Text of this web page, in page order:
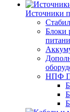
Источники
Блоки
НПФ